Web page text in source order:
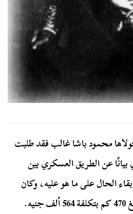
محمود باشا غالب فقد طلبت
عن الطريق العسكري بين
الحال على ما هو عليه، وكان